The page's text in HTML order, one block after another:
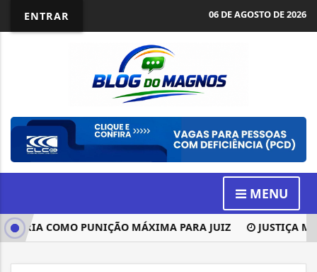
ENTRAR 06 DE AGOSTO DE 2026
MENU
COMO PUNIÇÃO MÁXIMA PARA JUIZ JUSTIÇA